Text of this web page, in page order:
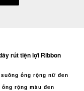
rút tiện lợi Ribbon
suông ống rộng nữ đen
ống rộng màu đen